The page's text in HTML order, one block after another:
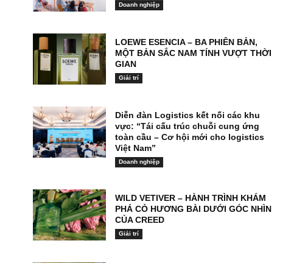
Doanh nghiệp
LOEWE ESENCIA – BA PHIÊN BẢN,
MỘT BẢN SẮC NAM TÍNH VƯỢT THỜI
GIAN
Giải trí
Diễn đàn Logistics kết nối các khu
vực: “Tái cấu trúc chuỗi cung ứng
toàn cầu – Cơ hội mới cho logistics
Việt Nam”
Doanh nghiệp
WILD VETIVER – HÀNH TRÌNH KHÁM
PHÁ CỎ HƯƠNG BÀI DƯỚI GÓC NHÌN
CỦA CREED
Giải trí